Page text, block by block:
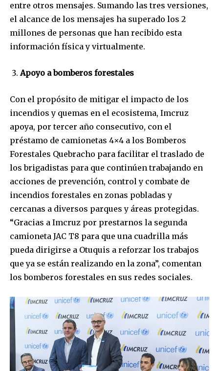
Join our community of
SUBSCRIBERS and be part of the
conversation.
To subscribe, simply enter your email address on our website
or click the subscribe button below. Don't worry, we respect
your privacy and won't spam your inbox. Your information is
safe with us.
SUBSCRIBE
entre otros mensajes. Sumando las tres versiones,
el alcance de los mensajes ha superado los 2
millones de personas que han recibido esta
información física y virtualmente.
Apoyo a bomberos forestales
Con el propósito de mitigar el impacto de los
incendios y quemas en el ecosistema, Imcruz
apoya, por tercer año consecutivo, con el
préstamo de camionetas 4×4 a los Bomberos
Forestales Quebracho para facilitar el traslado de
los brigadistas para que continúen trabajando en
acciones de prevención, control y combate de
incendios forestales en zonas pobladas y
cercanas a diversos parques y áreas protegidas.
“Gracias a Imcruz por prestarnos la segunda
camioneta JAC T8 para que una cuadrilla más
pueda dirigirse a Otuquis a reforzar los trabajos
que ya se están realizando en la zona”, comentan
los bomberos forestales en sus redes sociales.